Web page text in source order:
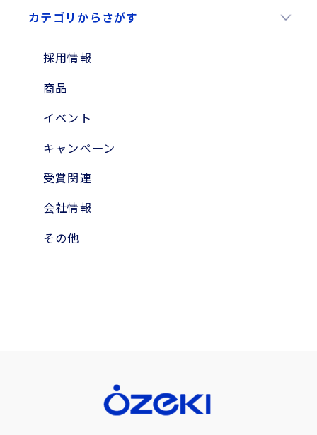
2025年
2024年
2023年
2010年
2004年
カテゴリからさがす
採用情報
商品
イベント
キャンペーン
受賞関連
会社情報
その他